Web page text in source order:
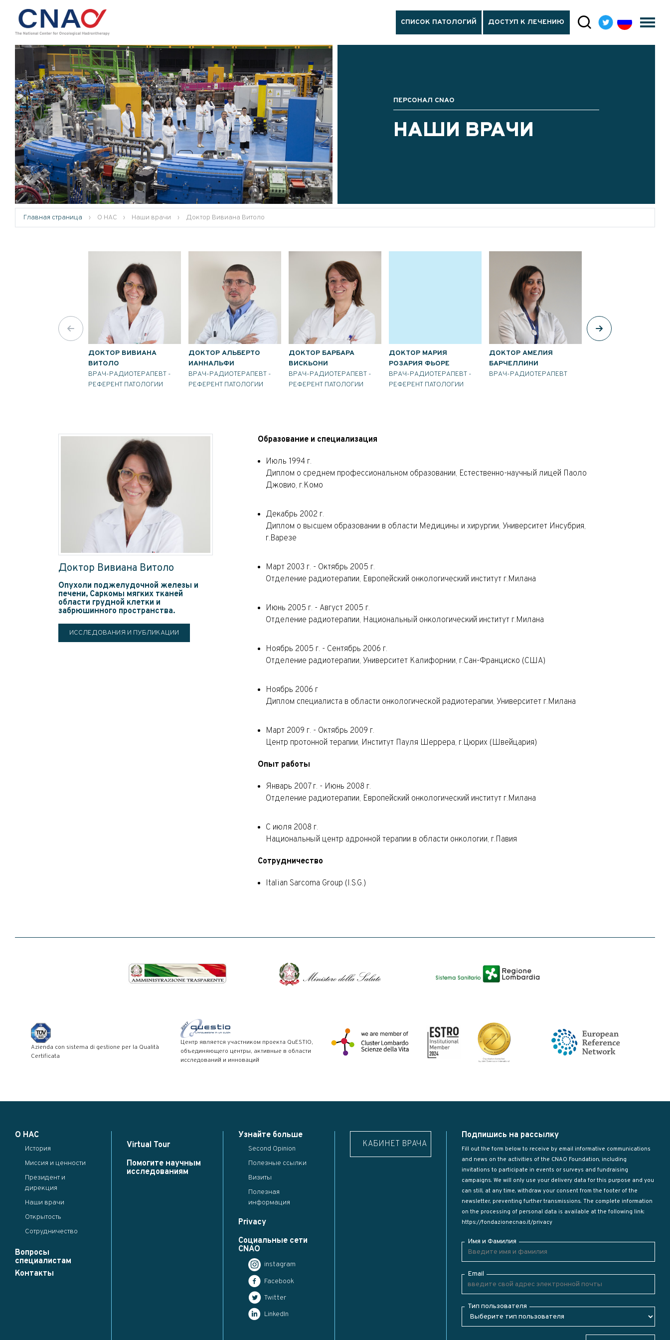
СПИСОК ПАТОЛОГИЙ ДОСТУП К ЛЕЧЕНИЮ
ПЕРСОНАЛ CNAO
НАШИ ВРАЧИ
Главная страница › О НАС › Наши врачи › Доктор Вивиана Витоло
ДОКТОР ВИВИАНА
ВИТОЛО
ВРАЧ-РАДИОТЕРАПЕВТ -
РЕФЕРЕНТ ПАТОЛОГИИ
ДОКТОР АЛЬБЕРТО
ИАННАЛЬФИ
ВРАЧ-РАДИОТЕРАПЕВТ -
РЕФЕРЕНТ ПАТОЛОГИИ
ДОКТОР БАРБАРА
ВИСКЬОНИ
ВРАЧ-РАДИОТЕРАПЕВТ -
РЕФЕРЕНТ ПАТОЛОГИИ
ДОКТОР МАРИЯ
РОЗАРИЯ ФЬОРЕ
ВРАЧ-РАДИОТЕРАПЕВТ -
РЕФЕРЕНТ ПАТОЛОГИИ
ДОКТОР АМЕЛИЯ
БАРЧЕЛЛИНИ
ВРАЧ-РАДИОТЕРАПЕВТ
Доктор Вивиана Витоло
Опухоли поджелудочной железы и
печени, Саркомы мягких тканей
области грудной клетки и
забрюшинного пространства.
ИССЛЕДОВАНИЯ И ПУБЛИКАЦИИ
Образование и специализация
Июль 1994 г.
Диплом о среднем профессиональном образовании, Естественно-научный лицей Паоло
Джовио, г.Комо
Декабрь 2002 г.
Диплом о высшем образовании в области Медицины и хирургии, Университет Инсубрия,
г.Варезе
Март 2003 г. - Октябрь 2005 г.
Отделение радиотерапии, Европейский онкологический институт г.Милана
Июнь 2005 г. - Август 2005 г.
Отделение радиотерапии, Национальный онкологический институт г.Милана
Ноябрь 2005 г. - Сентябрь 2006 г.
Отделение радиотерапии, Университет Калифорнии, г.Сан-Франциско (США)
Ноябрь 2006 г
Диплом специалиста в области онкологической радиотерапии, Университет г.Милана
Март 2009 г. - Октябрь 2009 г.
Центр протонной терапии, Институт Пауля Шеррера, г.Цюрих (Швейцария)
Опыт работы
Январь 2007 г. - Июнь 2008 г.
Отделение радиотерапии, Европейский онкологический институт г.Милана
С июля 2008 г.
​​​​​​​Национальный центр адронной терапии в области онкологии, г.Павия
Сотрудничество
Italian Sarcoma Group (I.S.G.)
Azienda con sistema di gestione per la Qualità
Certificata
Центр является участником проекта QuESTIO,
объединяющего центры, активные в области
исследований и инноваций
О НАС
История
Миссия и ценности
Президент и
дирекция
Наши врачи
Открытость
Сотрудничество
Вопросы
специалистам
Контакты
Virtual Tour
Помогите научным
исследованиям
Узнайте больше
Second Opinion
Полезные ссылки
Визиты
Полезная
информация
Privacy
Социальные сети
CNAO
instagram
Facebook
Twitter
LinkedIn
КАБИНЕТ ВРАЧА
Подпишись на рассылку
Fill out the form below to receive by email informative communications
and news on the activities of the CNAO Foundation, including
invitations to participate in events or surveys and fundraising
campaigns. We will only use your delivery data for this purpose and you
can still, at any time, withdraw your consent from the footer of the
newsletter, preventing further transmissions. The complete information
on the processing of personal data is available at the following link:
https://fondazionecnao.it/privacy
Имя и Фамилия
Email
Тип пользователя
Save changes